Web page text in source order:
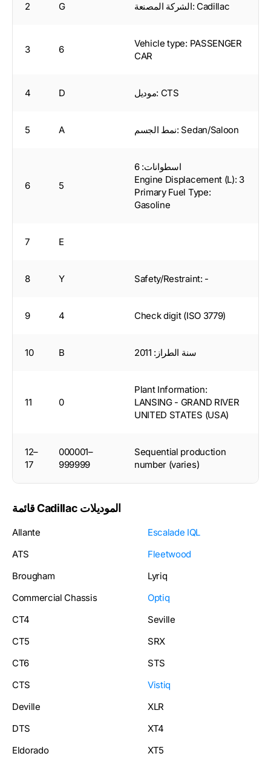
2 G الشركة المصنعة: Cadillac
3 6
Vehicle type: PASSENGER
CAR
4 D موديل: CTS
5 A نمط الجسم: Sedan/Saloon
6 5
اسطوانات: 6
Engine Displacement (L): 3
Primary Fuel Type:
Gasoline
7 E
8 Y Safety/Restraint: -
9 4 Check digit (ISO 3779)
10 B سنة الطراز: 2011
11 0
Plant Information:
LANSING - GRAND RIVER
UNITED STATES (USA)
12–
17
000001–
999999
Sequential production
number (varies)
قائمة Cadillac الموديلات
Allante
ATS
Brougham
Commercial Chassis
CT4
CT5
CT6
CTS
Deville
DTS
Eldorado
Escalade IQL
Fleetwood
Lyriq
Optiq
Seville
SRX
STS
Vistiq
XLR
XT4
XT5